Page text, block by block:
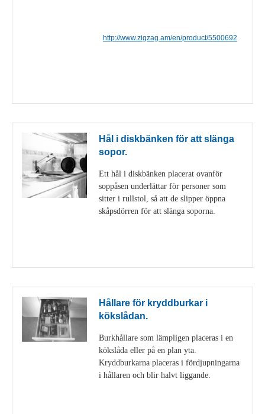
http://www.zigzag.am/en/product/5500692
Hål i diskbänken för att slänga
sopor.
Ett hål i diskbänken placerat ovanför
soppåsen underlättar för personer som
sitter i rullstol, så att de slipper öppna
skåpsdörren för att slänga soporna.
Hållare för kryddburkar i
kökslådan.
Burkhållare som lämpligen placeras i en
kökslåda eller på en plan yta.
Kryddburkarna placeras i fördjupningarna
i hållaren och blir halvt liggande.